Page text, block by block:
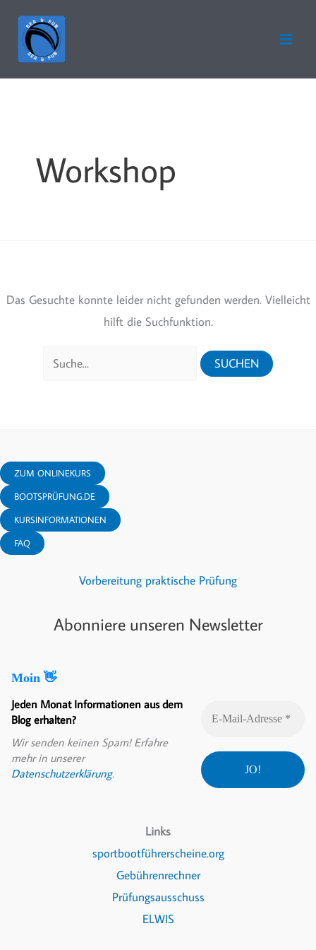
Inhalt
springen
Workshop
Das Gesuchte konnte leider nicht gefunden werden. Vielleicht
hilft die Suchfunktion.
Suchen
ZUM ONLINEKURS
BOOTSPRÜFUNG.DE
KURSINFORMATIONEN
FAQ
Vorbereitung praktische Prüfung
Abonniere unseren Newsletter
Moin 👋
Jeden Monat Informationen aus dem
Blog erhalten?
Wir senden keinen Spam! Erfahre
mehr in unserer
Datenschutzerklärung.
Links
sportbootführerscheine.org
Gebührenrechner
Prüfungsausschuss
ELWIS